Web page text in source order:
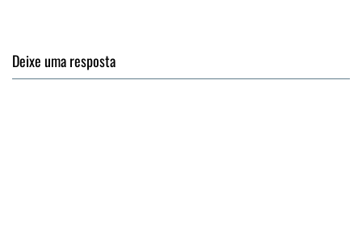
Deixe uma resposta